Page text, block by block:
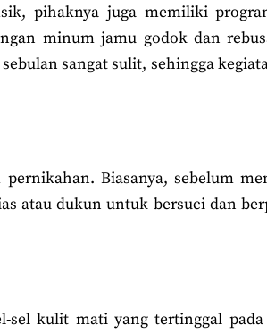
pihaknya juga memiliki
minum jamu godok dan
sangat sulit, sehingga
Biasanya, sebelum
atau dukun untuk bersuci dan
sel kulit mati yang tertinggal